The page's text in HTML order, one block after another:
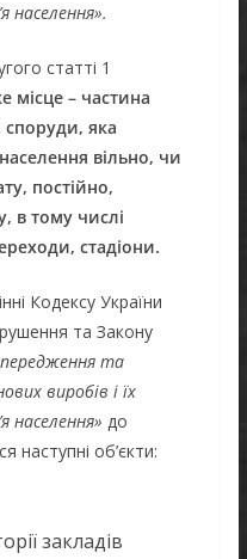
населення».
статті 1
місце – частина
споруди, яка
вільно, чи
постійно,
в тому числі
стадіони.
Кодексу України
та Закону
та
виробів і їх
населення» до
наступні об’єкти:
закладів